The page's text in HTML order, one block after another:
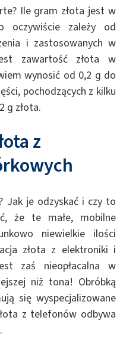
Ile gram złota jest w
oczywiście zależy od
i zastosowanych w
zawartość złota w
wynosić od 0,2 g do
pochodzących z kilku
g złota.
z
Jak je odzyskać i czy to
że te małe, mobilne
niewielkie ilości
złota z elektroniki i
zaś nieopłacalna w
niż tona! Obróbką
się wyspecjalizowane
z telefonów odbywa